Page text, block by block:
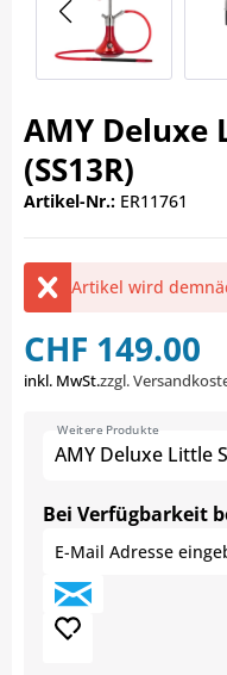
AMY Deluxe
(SS13R)
Artikel-Nr.: ER11761
Artikel wird
CHF 149.00
inkl. MwSt.zzgl.
AMY Deluxe Little
Weitere Produkte
Bei Verfügbarkeit